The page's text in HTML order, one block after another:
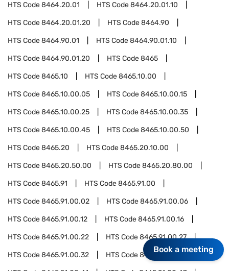
HTS Code8464.20.01 HTS Code8464.20.01.10
HTS Code8464.20.01.20 HTS Code8464.90
HTS Code8464.90.01 HTS Code8464.90.01.10
HTS Code8464.90.01.20 HTS Code8465
HTS Code8465.10 HTS Code8465.10.00
HTS Code8465.10.00.05 HTS Code8465.10.00.15
HTS Code8465.10.00.25 HTS Code8465.10.00.35
HTS Code8465.10.00.45 HTS Code8465.10.00.50
HTS Code8465.20 HTS Code8465.20.10.00
HTS Code8465.20.50.00 HTS Code8465.20.80.00
HTS Code8465.91 HTS Code8465.91.00
HTS Code8465.91.00.02 HTS Code8465.91.00.06
HTS Code8465.91.00.12 HTS Code8465.91.00.16
HTS Code8465.91.00.22 HTS Code8465.91.00.27
HTS Code8465.91.00.32 HTS Code8465.91.00.36
Book a meeting